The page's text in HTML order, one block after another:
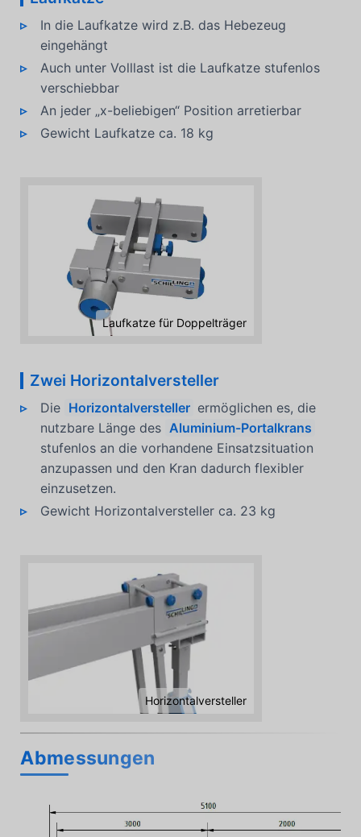
In die Laufkatze wird z.B. das Hebezeug
eingehängt
Auch unter Volllast ist die Laufkatze stufenlos
verschiebbar
An jeder „x-beliebigen“ Position arretierbar
Gewicht Laufkatze ca. 18 kg
Laufkatze für Doppelträger
Zwei Horizontalversteller
Die Horizontalversteller ermöglichen es, die
nutzbare Länge des Aluminium-Portalkrans
stufenlos an die vorhandene Einsatzsituation
anzupassen und den Kran dadurch flexibler
einzusetzen.
Gewicht Horizontalversteller ca. 23 kg
Horizontalversteller
Abmessungen